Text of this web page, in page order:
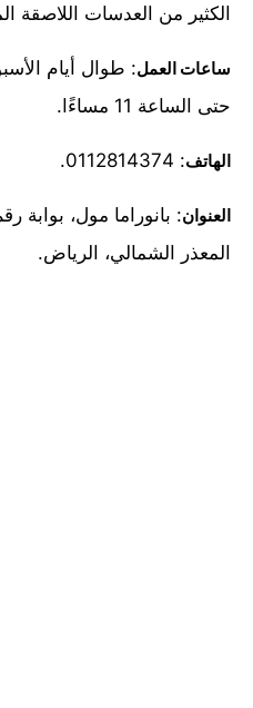
الكثير من العدسات اللاصقة
ساعات العمل
حتى الساعة 11 مساءًا.
الهاتف: 0112814374.
العنوان
المعذر الشمالي، الرياض.